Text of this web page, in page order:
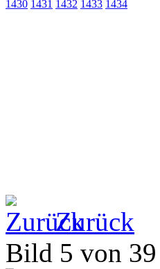
1430 1431 1432 1433 1434
Zurück
Bild 5 von 39